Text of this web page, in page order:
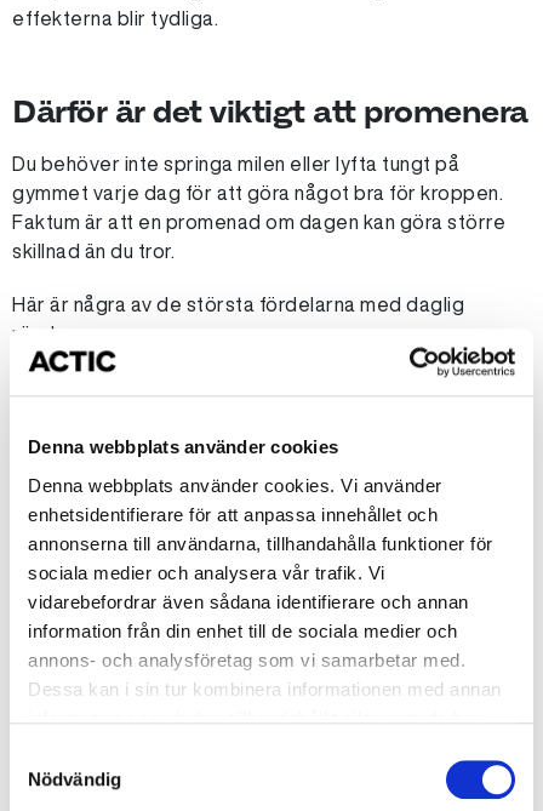
Denna webbplats använder cookies
Denna webbplats använder cookies. Vi använder
enhetsidentifierare för att anpassa innehållet och
annonserna till användarna, tillhandahålla funktioner för
sociala medier och analysera vår trafik. Vi
vidarebefordrar även sådana identifierare och annan
information från din enhet till de sociala medier och
annons- och analysföretag som vi samarbetar med.
Dessa kan i sin tur kombinera informationen med annan
Nödvändig
effekterna blir tydliga.
Därför är det viktigt att promenera
Du behöver inte springa milen eller lyfta tungt på
gymmet varje dag för att göra något bra för kroppen.
Faktum är att en promenad om dagen kan göra större
skillnad än du tror.
Här är några av de största fördelarna med daglig
rörelse:
done STARKARE SKELETT OCH LEDER
done
LÄGRE RISK FÖR TYP 2-DIABETES, HÖGT
BLODTRYCK OCH VISSA CANCERFORMER
done BÄTTRE SÖMN OCH ÖKAD ENERGI
STARKARE IMMUNFÖRSVAR
Måste det vara just 10 000 steg?